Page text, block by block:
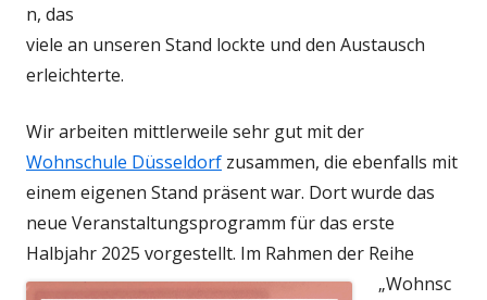
n, das
viele an unseren Stand lockte und den Austausch
erleichterte.
Wir arbeiten mittlerweile sehr gut mit der
Wohnschule Düsseldorf zusammen, die ebenfalls mit
einem eigenen Stand präsent war. Dort wurde das
neue Veranstaltungsprogramm für das erste
Halbjahr 2025 vorgestellt. Im Rahmen der Reihe
„Wohnsc